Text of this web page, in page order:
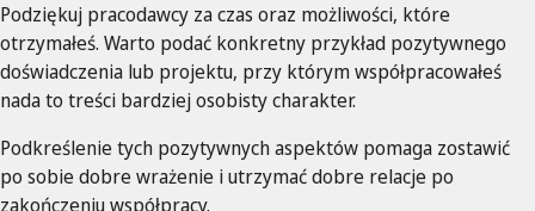
Podziękuj pracodawcy za czas oraz możliwości, które
otrzymałeś. Warto podać konkretny przykład pozytywnego
doświadczenia lub projektu, przy którym współpracowałeś
nada to treści bardziej osobisty charakter.
Podkreślenie tych pozytywnych aspektów pomaga zostawić
po sobie dobre wrażenie i utrzymać dobre relacje po
zakończeniu współpracy.